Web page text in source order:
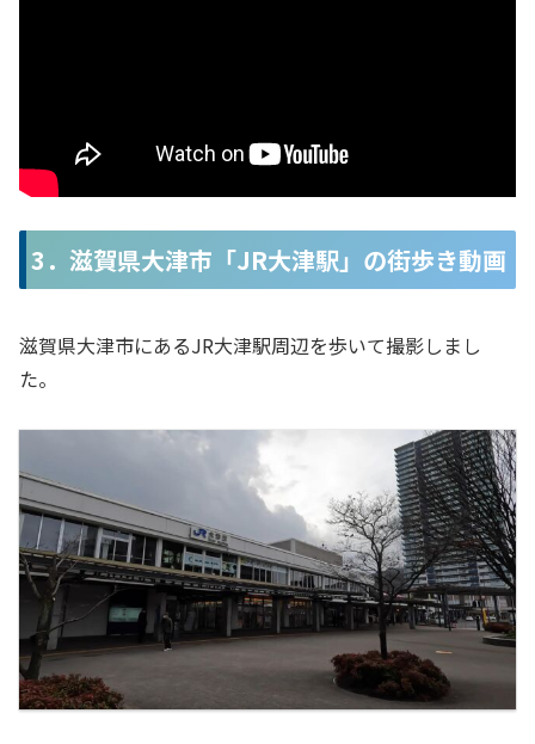
3．滋賀県大津市「JR大津駅」の街歩き動画
滋賀県大津市にあるJR大津駅周辺を歩いて撮影しまし
た。